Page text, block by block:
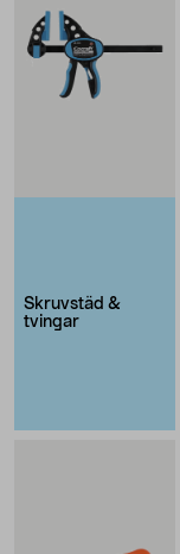
Skruvstäd &
tvingar